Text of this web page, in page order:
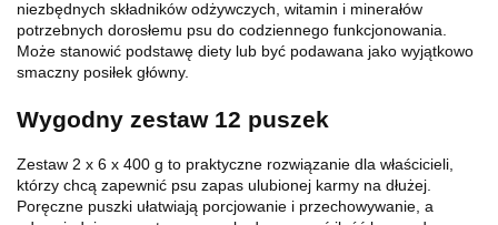
niezbędnych składników odżywczych, witamin i minerałów
potrzebnych dorosłemu psu do codziennego funkcjonowania.
Może stanowić podstawę diety lub być podawana jako wyjątkowo
smaczny posiłek główny.
Wygodny zestaw 12 puszek
Zestaw 2 x 6 x 400 g to praktyczne rozwiązanie dla właścicieli,
którzy chcą zapewnić psu zapas ulubionej karmy na dłużej.
Poręczne puszki ułatwiają porcjowanie i przechowywanie, a